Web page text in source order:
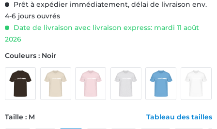
Prêt à expédier immédiatement, délai de livraison env.
4-6 jours ouvrés
Date de livraison avec livraison express: mardi 11 août
2026
Couleurs : Noir
Taille : M Tableau des tailles